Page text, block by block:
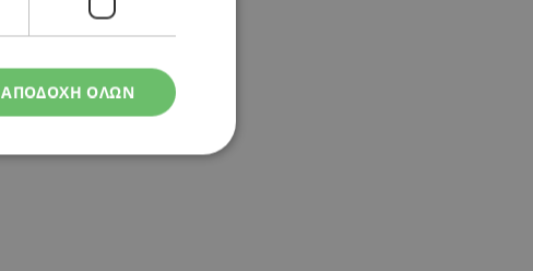
ΑΠΟΔΟΧΗ ΟΛΩΝ